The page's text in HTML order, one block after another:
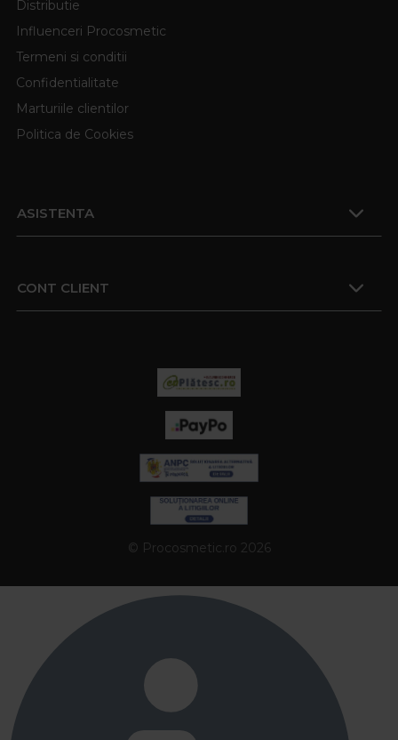
Distributie
Influenceri Procosmetic
Termeni si conditii
Confidentialitate
Marturiile clientilor
Politica de Cookies
ASISTENTA
CONT CLIENT
© Procosmetic.ro 2026